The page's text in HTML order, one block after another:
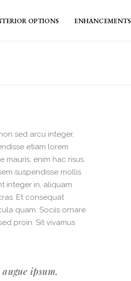
OPTIONS ENHANCEMENTS
sed arcu integer,
etiam lorem
mauris, enim hac risus
suspendisse mollis
integer in, aliquam
Et consequat
quam. Sociis ornare
proin. Sit vivamus
ipsum,